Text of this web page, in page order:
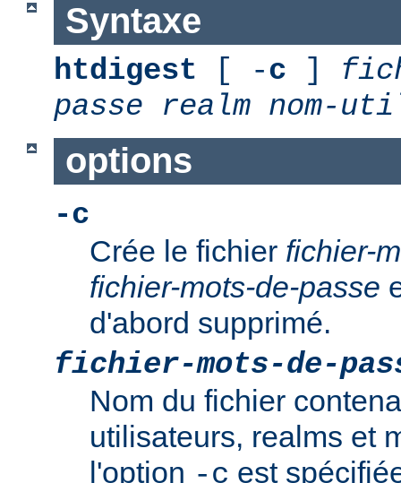
Syntaxe
htdigest [ -c ]
passe
realm nom-
options
-c
Crée le fichier fichier-
fichier-mots-de-passe
d'abord supprimé.
fichier-mots-de-
Nom du fichier
utilisateurs, realms et
l'option -c est